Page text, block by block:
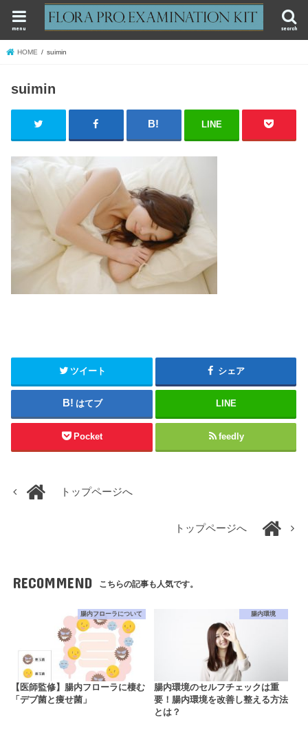
search
menu
HOME suimin
suimin
LINE
ツイート シェア
はてブ LINE
Pocket feedly
トップページへ
トップページへ
RECOMMEND こちらの記事も人気です。
腸内フローラについて
【医師監修】腸内フローラに棲む
「デブ菌と痩せ菌」
腸内環境
腸内環境のセルフチェックは重
要！腸内環境を改善し整える方法
とは？